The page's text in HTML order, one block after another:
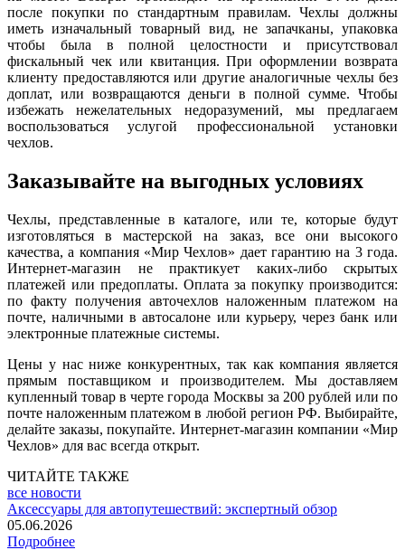
после покупки по стандартным правилам. Чехлы должны
иметь изначальный товарный вид, не запачканы, упаковка
чтобы была в полной целостности и присутствовал
фискальный чек или квитанция. При оформлении возврата
клиенту предоставляются или другие аналогичные чехлы без
доплат, или возвращаются деньги в полной сумме. Чтобы
избежать нежелательных недоразумений, мы предлагаем
воспользоваться услугой профессиональной установки
чехлов.
Заказывайте на выгодных условиях
Чехлы, представленные в каталоге, или те, которые будут
изготовляться в мастерской на заказ, все они высокого
качества, а компания «Мир Чехлов» дает гарантию на 3 года.
Интернет-магазин не практикует каких-либо скрытых
платежей или предоплаты. Оплата за покупку производится:
по факту получения авточехлов наложенным платежом на
почте, наличными в автосалоне или курьеру, через банк или
электронные платежные системы.
Цены у нас ниже конкурентных, так как компания является
прямым поставщиком и производителем. Мы доставляем
купленный товар в черте города Москвы за 200 рублей или по
почте наложенным платежом в любой регион РФ. Выбирайте,
делайте заказы, покупайте. Интернет-магазин компании «Мир
Чехлов» для вас всегда открыт.
ЧИТАЙТЕ ТАКЖЕ
все новости
Аксессуары для автопутешествий: экспертный обзор
05.06.2026
Подробнее